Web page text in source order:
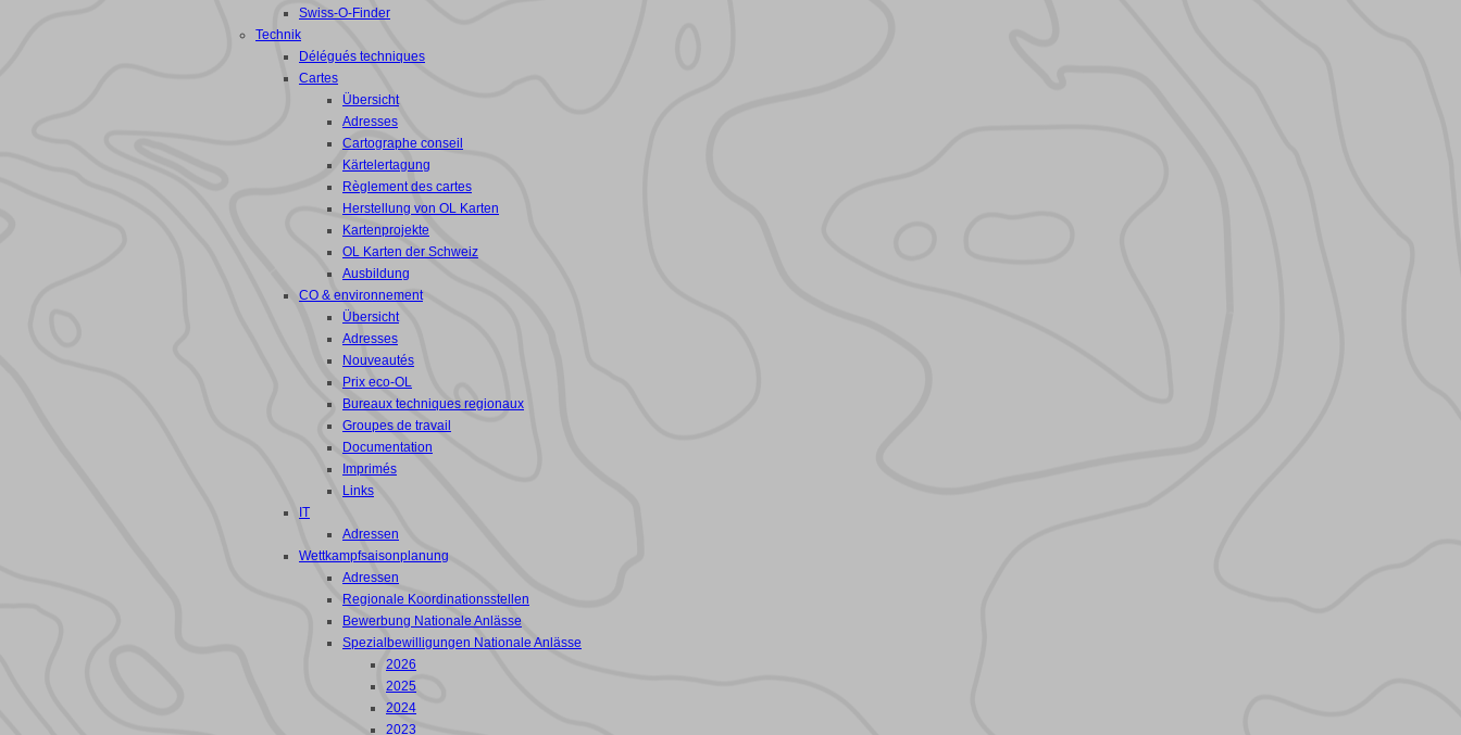
Swiss-O-Finder
Technik
Délégués techniques
Cartes
Übersicht
Adresses
Cartographe conseil
Kärtelertagung
Règlement des cartes
Herstellung von OL Karten
Kartenprojekte
OL Karten der Schweiz
Ausbildung
CO & environnement
Übersicht
Adresses
Nouveautés
Prix eco-OL
Bureaux techniques regionaux
Groupes de travail
Documentation
Imprimés
Links
IT
Adressen
Wettkampfsaisonplanung
Adressen
Regionale Koordinationsstellen
Bewerbung Nationale Anlässe
Spezialbewilligungen Nationale Anlässe
2026
2025
2024
2023